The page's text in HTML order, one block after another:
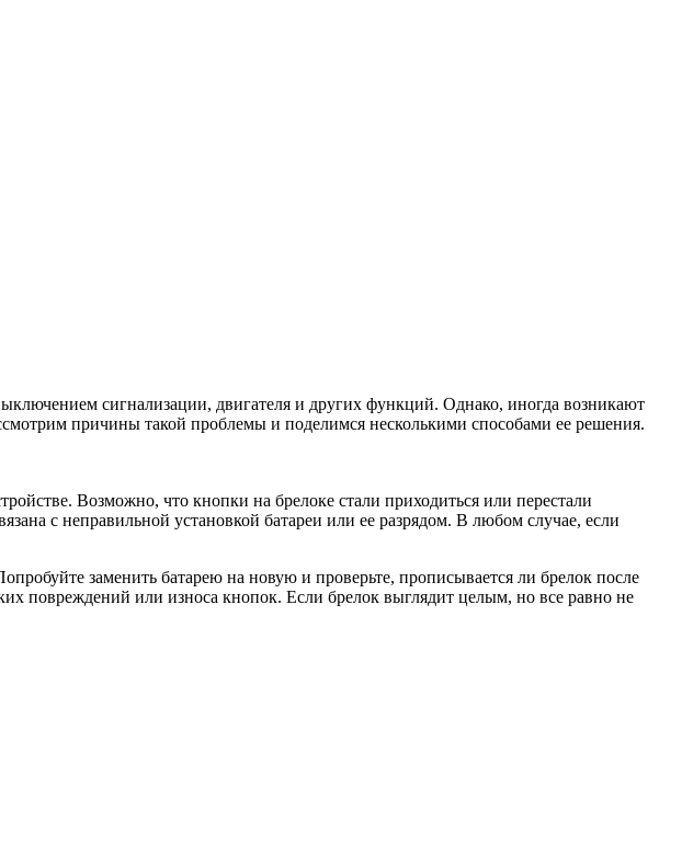
сигнализации, двигателя и других функций. Однако, иногда возникают
причины такой проблемы и поделимся несколькими способами ее решения.
Возможно, что кнопки на брелоке стали приходиться или перестали
с неправильной установкой батареи или ее разрядом. В любом случае, если
заменить батарею на новую и проверьте, прописывается ли брелок после
повреждений или износа кнопок. Если брелок выглядит целым, но все равно не